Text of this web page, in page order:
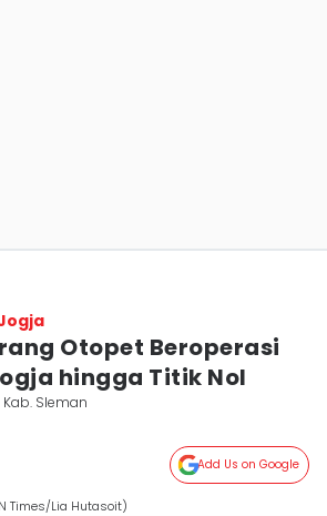
Otopet Beroperasi
hingga Titik Nol
Kab. Sleman
Add Us on Google
Times/Lia Hutasoit)